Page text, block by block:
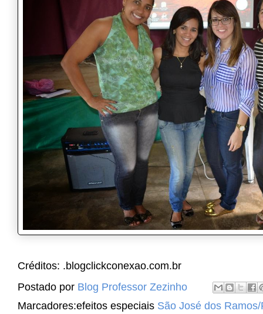
Créditos: .blogclickconexao.com.br
Postado por Blog Professor Zezinho
Marcadores:efeitos especiais São José dos Ramos/